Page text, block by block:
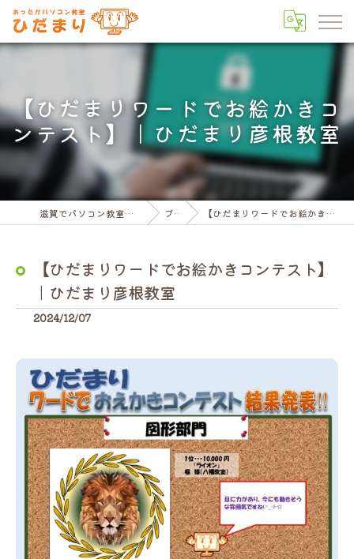
【ひだまりワードでお絵かきコ
ンテスト】｜ひだまり彦根教室
滋賀でパソコン教室ならパソコン教室ひだまり ブログ 【ひだまりワードでお絵かきコンテスト】｜ひだまり彦根教室
【ひだまりワードでお絵かきコンテスト】
｜ひだまり彦根教室
2024/12/07